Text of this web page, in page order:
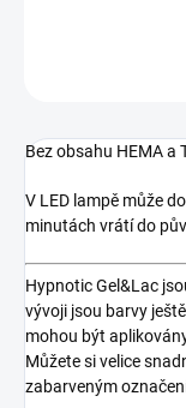
Bez obsahu HEMA a
V LED lampě může
minutách vrátí do
Hypnotic Gel&Lac
vývoji jsou barvy ještě
mohou být
Můžete si velice
zabarveným